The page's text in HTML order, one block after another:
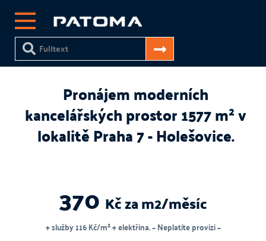
Pronájem moderních
kancelářských prostor 1577 m² v
lokalitě Praha 7 - Holešovice.
370 Kč za m2/měsíc
+ služby 116 Kč/m² + elektřina. ~ Neplatíte provizi ~